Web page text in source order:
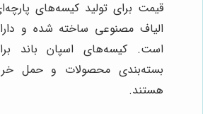
قیمت برای تولید کیسه‌های
الیاف مصنوعی ساخته شده و
است. کیسه‌های اسپان باند
بسته‌بندی محصولات و حمل
هستند.